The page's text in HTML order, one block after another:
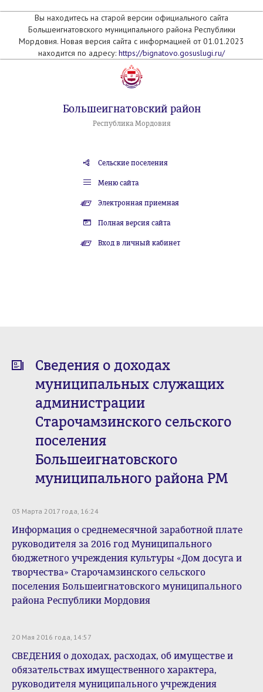
Вы находитесь на старой версии официального сайта
Большеигнатовского муниципального района Республики
Мордовия. Новая версия сайта с информацией от 01.01.2023
находится по адресу: https://bignatovo.gosuslugi.ru/
Большеигнатовский район
Республика Мордовия
Сельские поселения
Меню сайта
Электронная приемная
Полная версия сайта
Вход в личный кабинет
Сведения о доходах
муниципальных служащих
администрации
Старочамзинского сельского
поселения
Большеигнатовского
муниципального района РМ
03 Марта 2017 года, 16:24
Информация о среднемесячной заработной плате
руководителя за 2016 год Муниципального
бюджетного учреждения культуры «Дом досуга и
творчества» Старочамзинского сельского
поселения Большеигнатовского муниципального
района Республики Мордовия
20 Мая 2016 года, 14:57
СВЕДЕНИЯ о доходах, расходах, об имуществе и
обязательствах имущественного характера,
руководителя муниципального учреждения